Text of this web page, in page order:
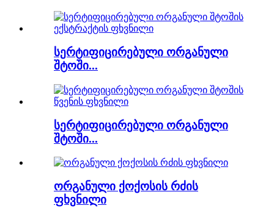
სერტიფიცირებული ორგანული
შტოში...
სერტიფიცირებული ორგანული
შტოში...
ორგანული ქოქოსის რძის
ფხვნილი